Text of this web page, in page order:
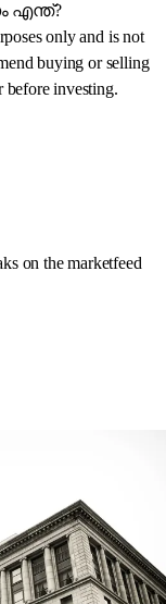
എന്ത്?
only and is not
buying or selling
before investing.
on the marketfeed